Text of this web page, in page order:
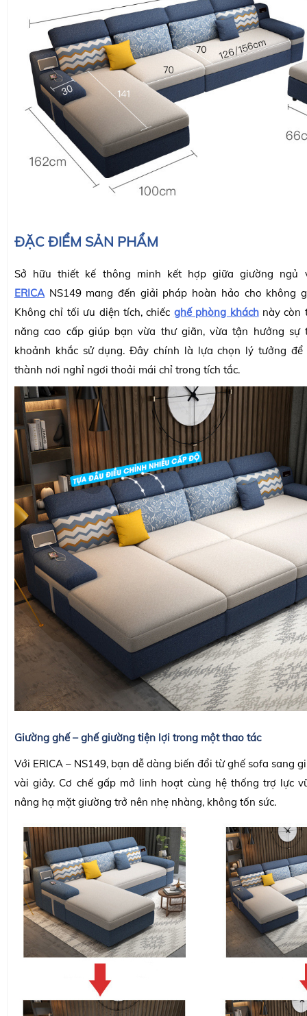
ĐẶC ĐIỂM SẢN PHẨM
Sở hữu thiết kế thông minh kết hợp giữa giường ngủ
ERICANS149 mang đến giải pháp hoàn hảo cho không
Không chỉ tối ưu diện tích, chiếc ghế phòng kháchnày còn
năng cao cấp giúp bạn vừa thư giãn, vừa tận hưởng sự
khoảnh khắc sử dụng. Đây chính là lựa chọn lý tưởng để
thành nơi nghỉ ngơi thoải mái chỉ trong tích tắc.
Giường ghế – ghế giường tiện lợi trong một thao tác
Với ERICA – NS149, bạn dễ dàng biến đổi từ ghế sofa sang
vài giây. Cơ chế gấp mở linh hoạt cùng hệ thống trợ lực
nâng hạ mặt giường trở nên nhẹ nhàng, không tốn sức.